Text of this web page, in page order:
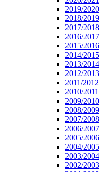
2019/2020
2018/2019
2017/2018
2016/2017
2015/2016
2014/2015
2013/2014
2012/2013
2011/2012
2010/2011
2009/2010
2008/2009
2007/2008
2006/2007
2005/2006
2004/2005
2003/2004
2002/2003